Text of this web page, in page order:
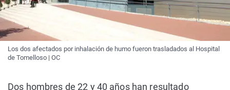
Los dos afectados por inhalación de humo fueron trasladados al Hospital
de Tomelloso | OC
Dos hombres de 22 y 40 años han resultado